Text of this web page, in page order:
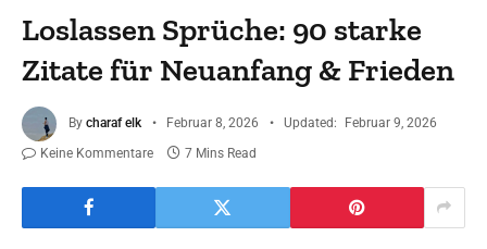
Loslassen Sprüche: 90 starke
Zitate für Neuanfang & Frieden
By charaf elk Februar 8, 2026 Updated:
Februar 9, 2026
Keine Kommentare
7 Mins Read